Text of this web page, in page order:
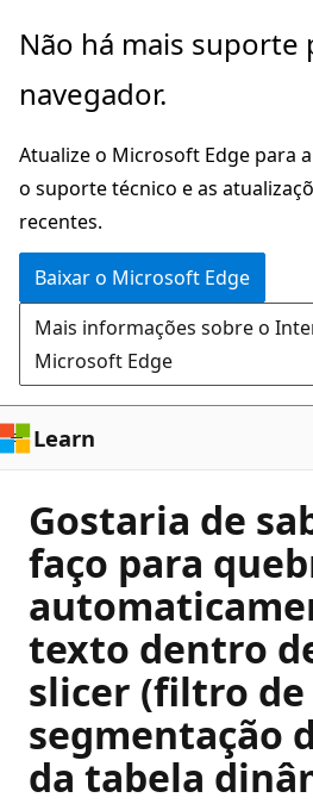
Pular
o
principal
Não há mais suporte
navegador.
Atualize o Microsoft Edge para
o suporte técnico e as
recentes.
Baixar o Microsoft Edge
Mais informações sobre o
Microsoft Edge
Learn
Gostaria de
faço para
texto dentro
slicer (filtro de
segmentação
da tabela